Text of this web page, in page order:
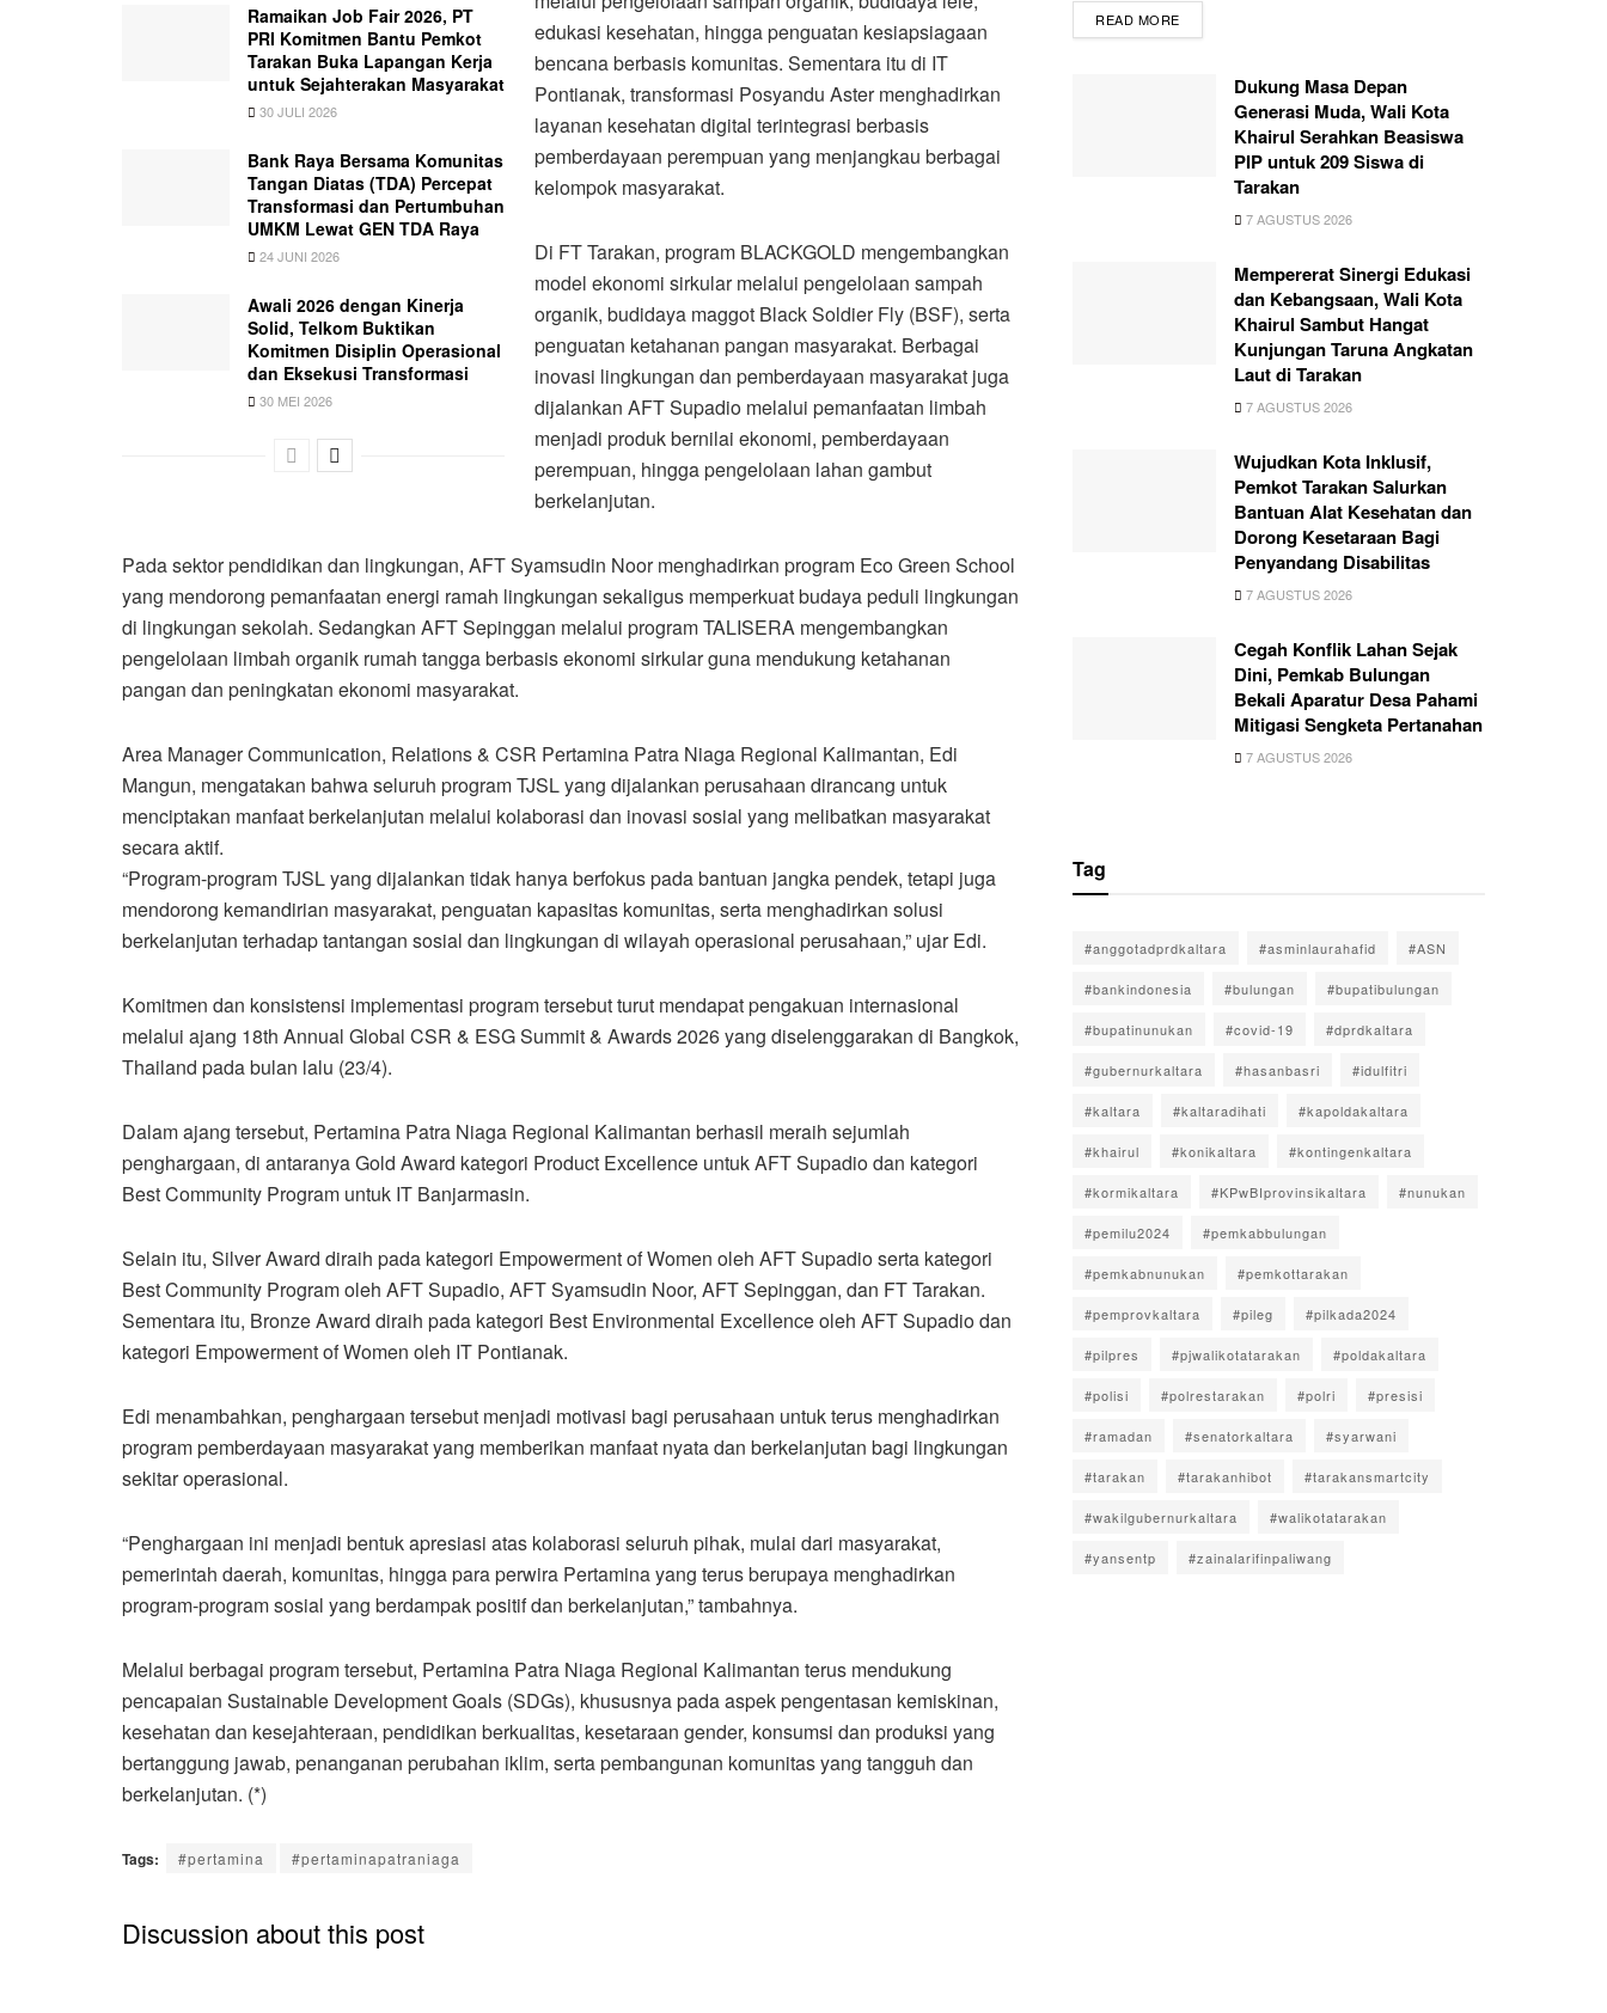
Ramaikan Job Fair 2026, PT
PRI Komitmen Bantu Pemkot
Tarakan Buka Lapangan Kerja
untuk Sejahterakan Masyarakat
30 JULI 2026
Bank Raya Bersama Komunitas
Tangan Diatas (TDA) Percepat
Transformasi dan Pertumbuhan
UMKM Lewat GEN TDA Raya
24 JUNI 2026
Awali 2026 dengan Kinerja
Solid, Telkom Buktikan
Komitmen Disiplin Operasional
dan Eksekusi Transformasi
30 MEI 2026
edukasi kesehatan, hingga penguatan kesiapsiagaan
bencana berbasis komunitas. Sementara itu di IT
Pontianak, transformasi Posyandu Aster menghadirkan
layanan kesehatan digital terintegrasi berbasis
pemberdayaan perempuan yang menjangkau berbagai
kelompok masyarakat.
Di FT Tarakan, program BLACKGOLD mengembangkan
model ekonomi sirkular melalui pengelolaan sampah
organik, budidaya maggot Black Soldier Fly (BSF), serta
penguatan ketahanan pangan masyarakat. Berbagai
inovasi lingkungan dan pemberdayaan masyarakat juga
dijalankan AFT Supadio melalui pemanfaatan limbah
menjadi produk bernilai ekonomi, pemberdayaan
perempuan, hingga pengelolaan lahan gambut
berkelanjutan.
Pada sektor pendidikan dan lingkungan, AFT Syamsudin Noor menghadirkan program Eco Green School
yang mendorong pemanfaatan energi ramah lingkungan sekaligus memperkuat budaya peduli lingkungan
di lingkungan sekolah. Sedangkan AFT Sepinggan melalui program TALISERA mengembangkan
pengelolaan limbah organik rumah tangga berbasis ekonomi sirkular guna mendukung ketahanan
pangan dan peningkatan ekonomi masyarakat.
Area Manager Communication, Relations & CSR Pertamina Patra Niaga Regional Kalimantan, Edi
Mangun, mengatakan bahwa seluruh program TJSL yang dijalankan perusahaan dirancang untuk
menciptakan manfaat berkelanjutan melalui kolaborasi dan inovasi sosial yang melibatkan masyarakat
secara aktif.
“Program-program TJSL yang dijalankan tidak hanya berfokus pada bantuan jangka pendek, tetapi juga
mendorong kemandirian masyarakat, penguatan kapasitas komunitas, serta menghadirkan solusi
berkelanjutan terhadap tantangan sosial dan lingkungan di wilayah operasional perusahaan,” ujar Edi.
Komitmen dan konsistensi implementasi program tersebut turut mendapat pengakuan internasional
melalui ajang 18th Annual Global CSR & ESG Summit & Awards 2026 yang diselenggarakan di Bangkok,
Thailand pada bulan lalu (23/4).
Dalam ajang tersebut, Pertamina Patra Niaga Regional Kalimantan berhasil meraih sejumlah
penghargaan, di antaranya Gold Award kategori Product Excellence untuk AFT Supadio dan kategori
Best Community Program untuk IT Banjarmasin.
Selain itu, Silver Award diraih pada kategori Empowerment of Women oleh AFT Supadio serta kategori
Best Community Program oleh AFT Supadio, AFT Syamsudin Noor, AFT Sepinggan, dan FT Tarakan.
Sementara itu, Bronze Award diraih pada kategori Best Environmental Excellence oleh AFT Supadio dan
kategori Empowerment of Women oleh IT Pontianak.
Edi menambahkan, penghargaan tersebut menjadi motivasi bagi perusahaan untuk terus menghadirkan
program pemberdayaan masyarakat yang memberikan manfaat nyata dan berkelanjutan bagi lingkungan
sekitar operasional.
“Penghargaan ini menjadi bentuk apresiasi atas kolaborasi seluruh pihak, mulai dari masyarakat,
pemerintah daerah, komunitas, hingga para perwira Pertamina yang terus berupaya menghadirkan
program-program sosial yang berdampak positif dan berkelanjutan,” tambahnya.
Melalui berbagai program tersebut, Pertamina Patra Niaga Regional Kalimantan terus mendukung
pencapaian Sustainable Development Goals (SDGs), khususnya pada aspek pengentasan kemiskinan,
kesehatan dan kesejahteraan, pendidikan berkualitas, kesetaraan gender, konsumsi dan produksi yang
bertanggung jawab, penanganan perubahan iklim, serta pembangunan komunitas yang tangguh dan
berkelanjutan. (*)
Tags: #pertamina #pertaminapatraniaga
Discussion about this post
READ MORE
Dukung Masa Depan
Generasi Muda, Wali Kota
Khairul Serahkan Beasiswa
PIP untuk 209 Siswa di
Tarakan
7 AGUSTUS 2026
Mempererat Sinergi Edukasi
dan Kebangsaan, Wali Kota
Khairul Sambut Hangat
Kunjungan Taruna Angkatan
Laut di Tarakan
7 AGUSTUS 2026
Wujudkan Kota Inklusif,
Pemkot Tarakan Salurkan
Bantuan Alat Kesehatan dan
Dorong Kesetaraan Bagi
Penyandang Disabilitas
7 AGUSTUS 2026
Cegah Konflik Lahan Sejak
Dini, Pemkab Bulungan
Bekali Aparatur Desa Pahami
Mitigasi Sengketa Pertanahan
7 AGUSTUS 2026
Tag
#anggotadprdkaltara #asminlaurahafid #ASN
#bankindonesia #bulungan #bupatibulungan
#bupatinunukan #covid-19 #dprdkaltara
#gubernurkaltara #hasanbasri #idulfitri
#kaltara #kaltaradihati #kapoldakaltara
#khairul #konikaltara #kontingenkaltara
#kormikaltara #KPwBIprovinsikaltara #nunukan
#pemilu2024 #pemkabbulungan
#pemkabnunukan #pemkottarakan
#pemprovkaltara #pileg #pilkada2024
#pilpres #pjwalikotatarakan #poldakaltara
#polisi #polrestarakan #polri #presisi
#ramadan #senatorkaltara #syarwani
#tarakan #tarakanhibot #tarakansmartcity
#wakilgubernurkaltara #walikotatarakan
#yansentp #zainalarifinpaliwang